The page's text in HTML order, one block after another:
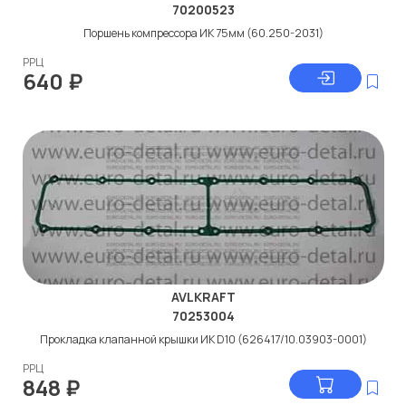
70200523
Поршень компрессора ИК 75мм (60.250-2031)
РРЦ
640 ₽
AVLKRAFT
70253004
Прокладка клапанной крышки ИК D10 (626417/10.03903-0001)
РРЦ
848 ₽